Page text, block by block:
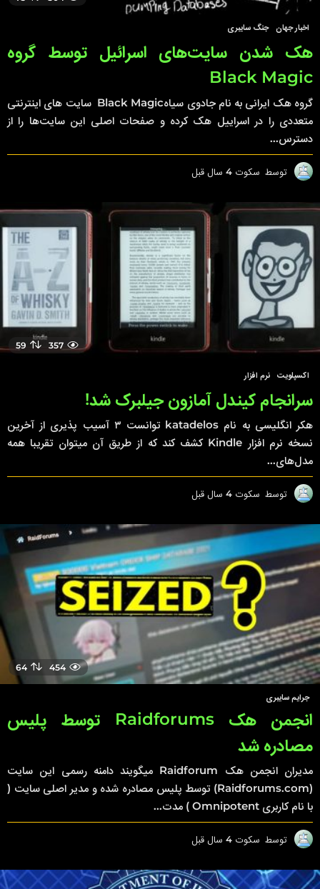
اخبار جهان ,
جنگ سایبری
هک شدن سایت‌های اسرائیل توسط گروه
Black Magic
گروه هک ایرانی به نام جادوی سیاهBlack Magic سایت های اینترنتی
متعددی را در اسراییل هک کرده و صفحات اصلی این سایت‌ها را از
دسترس...
توسط سکوت 4 سال قبل
ل
ق
ب
ل
357
59
اکسپلویت ,
نرم افزار
سرانجام کیندل آمازون جیلبرک شد!
هکر انگلیسی به نام katadelos توانست ۳ آسیب پذیری از آخرین
نسخه نرم افزار Kindle کشف کند که از طریق آن میتوان تقریبا همه
مدل‌های...
توسط سکوت 4 سال قبل
ق
ل
454
64
جرایم سایبری
انجمن هک Raidforums توسط پلیس
مصادره شد
مدیران انجمن هک Raidforum میگویند دامنه رسمی این سایت
(Raidforums.com) توسط پلیس مصادره شده و مدیر اصلی سایت (
با نام کاربری Omnipotent ) مدت...
توسط سکوت 4 سال قبل
ل